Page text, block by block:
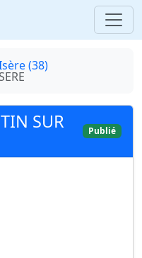
(38)
SUR
Publié